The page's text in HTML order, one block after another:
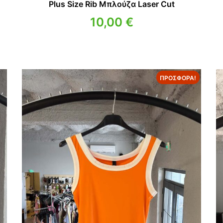
Plus Size Rib Μπλούζα Laser Cut
10,00 €
ΠΡΟΣΦΟΡΆ!